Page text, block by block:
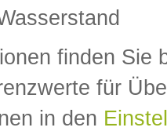
finden Sie
für
in den